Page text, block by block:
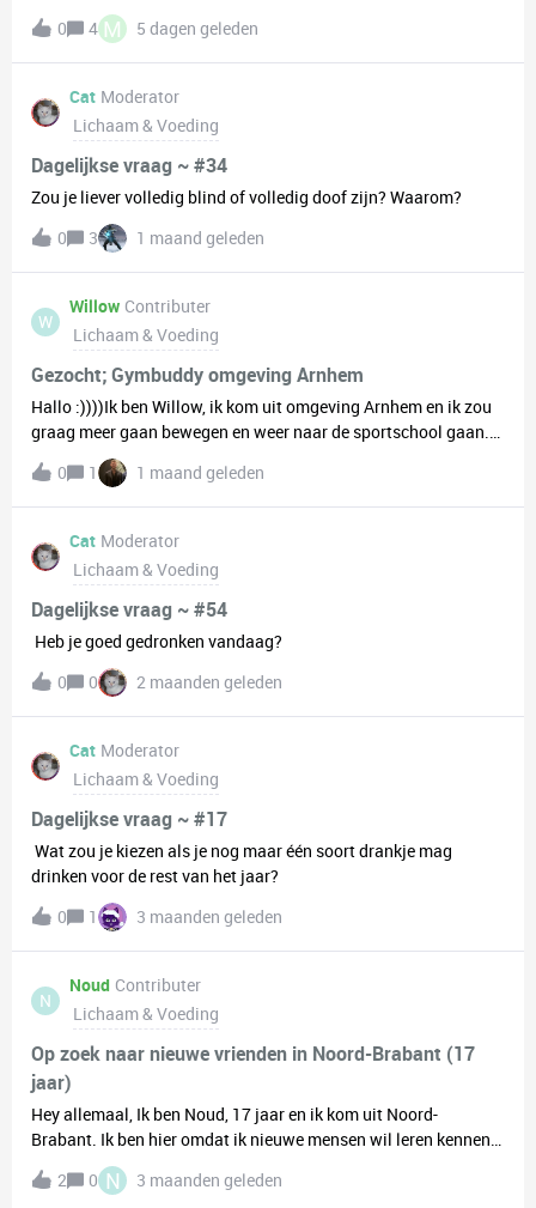
me hoe ik dit kan oplossen?
0 4 M 5 dagen geleden
Cat Moderator
Lichaam & Voeding
Dagelijkse vraag ~ #34
Zou je liever volledig blind of volledig doof zijn? Waarom?
0
3 1 maand geleden
W
Willow Contributer
Lichaam & Voeding
Gezocht; Gymbuddy omgeving Arnhem
Hallo :))))Ik ben Willow, ik kom uit omgeving Arnhem en ik zou
graag meer gaan bewegen en weer naar de sportschool gaan.
Dus ik zoek iemand die hier ook interesse in heeft (+ natuurlijk
buiten de sportschool ook contact :) ). Ik ben zelf nog wel best
een beginner, ookal ben ik zeker wel vaak eerder geweest.Verder
hou ik van Koken, bakken, dingen organiseren, youtube/series,
schermen (de sport), de stad in gaan/cafetjes en ik heb een lief
hondje🐕. Ik hoor graag van jullie! :)
0 1 1 maand geleden
Cat Moderator
Lichaam & Voeding
Dagelijkse vraag ~ #54
Heb je goed gedronken vandaag?​
0
0 2 maanden geleden
Cat Moderator
Lichaam & Voeding
Dagelijkse vraag ~ #17
Wat zou je kiezen als je nog maar één soort drankje mag
drinken voor de rest van het jaar?
0
1 3 maanden geleden
N
Noud Contributer
Lichaam & Voeding
Op zoek naar nieuwe vrienden in Noord-Brabant (17
jaar)
Hey allemaal, Ik ben Noud, 17 jaar en ik kom uit Noord-
Brabant. Ik ben hier omdat ik nieuwe mensen wil leren kennen
en gewoon wat meer contact wil hebben met anderen. Vroeger
had ik wel echt een “thema” of specifieke interesse waar ik veel
2 0 N 3 maanden geleden